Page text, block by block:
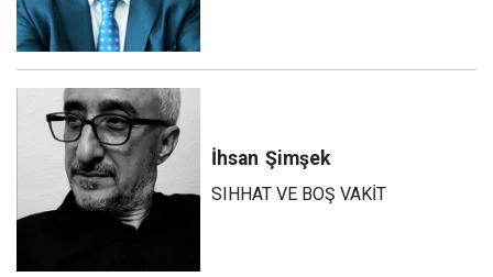
İhsan Şimşek
SIHHAT VE BOŞ VAKİT